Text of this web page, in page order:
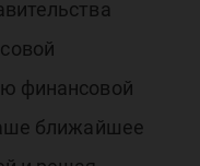
финансовой
ближайшее